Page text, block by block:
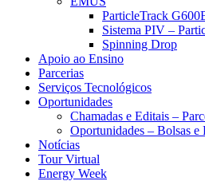
ParticleTrack
Sistema PIV –
Spinning Drop
Apoio ao Ensino
Parcerias
Serviços Tecnológicos
Oportunidades
Chamadas e Editais –
Oportunidades – Bolsas e
Notícias
Tour Virtual
Energy Week